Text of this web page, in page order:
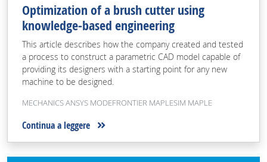
Optimization of a brush cutter using
knowledge-based engineering
This article describes how the company created and tested
a process to construct a parametric CAD model capable of
providing its designers with a starting point for any new
machine to be designed.
MECHANICS ANSYS MODEFRONTIER MAPLESIM MAPLE
Continua a leggere